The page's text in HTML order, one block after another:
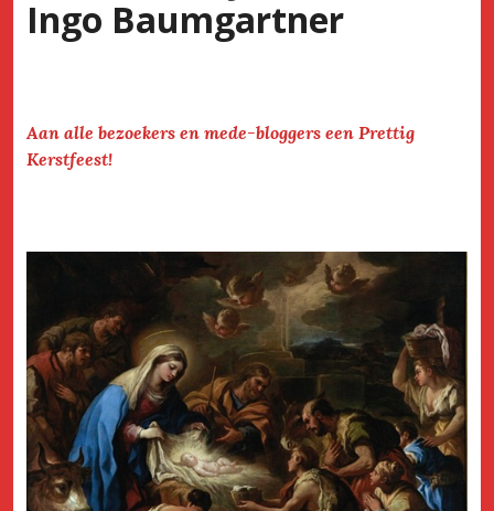
Ingo Baumgartner
Aan alle bezoekers en mede-bloggers een Prettig
Kerstfeest!